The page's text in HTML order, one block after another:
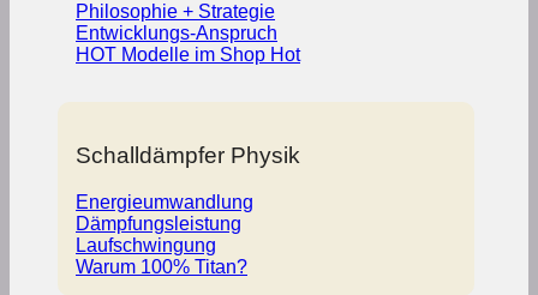
Philosophie + Strategie
Entwicklungs-Anspruch
HOT Modelle im Shop
Schalldämpfer Physik
Energieumwandlung
Dämpfungsleistung
Laufschwingung
Warum 100% Titan?